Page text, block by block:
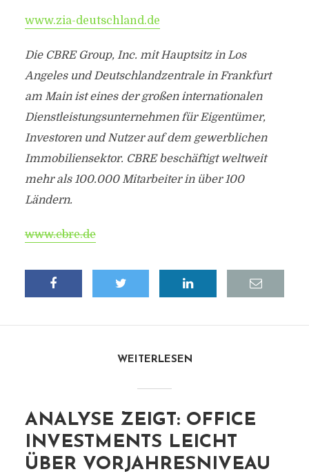
www.zia-deutschland.de
Die CBRE Group, Inc. mit Hauptsitz in Los
Angeles und Deutschlandzentrale in Frankfurt
am Main ist eines der großen internationalen
Dienstleistungsunternehmen für Eigentümer,
Investoren und Nutzer auf dem gewerblichen
Immobiliensektor. CBRE beschäftigt weltweit
mehr als 100.000 Mitarbeiter in über 100
Ländern.
www.cbre.de
WEITERLESEN
ANALYSE ZEIGT: OFFICE
INVESTMENTS LEICHT
ÜBER VORJAHRESNIVEAU